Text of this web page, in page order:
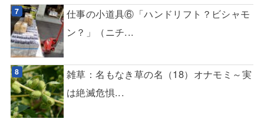
仕事の小道具⑥「ハンドリフト？ビシャモ
ン？」（ニチ...
雑草：名もなき草の名（18）オナモミ～実
は絶滅危惧...